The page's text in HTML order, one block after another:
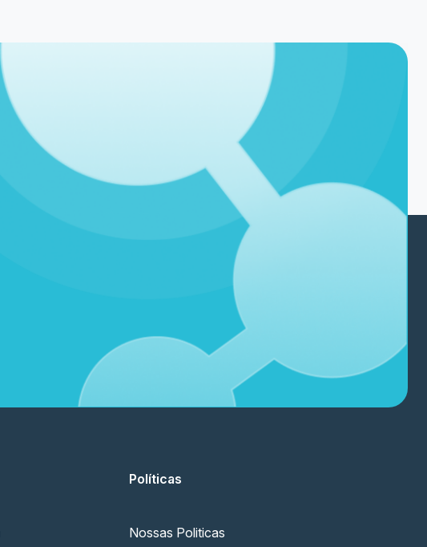
Políticas
Nossas Politicas